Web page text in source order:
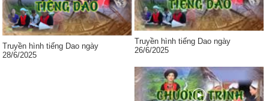
Truyền hình tiếng Dao ngày
28/6/2025
Truyền hình tiếng Dao ngày
26/6/2025